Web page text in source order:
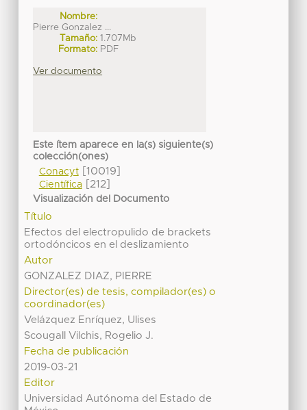
Nombre:
Pierre Gonzalez ...
Tamaño: 1.707Mb
Formato: PDF
Ver documento
Este ítem aparece en la(s) siguiente(s)
colección(ones)
Conacyt[10019]
Científica[212]
Visualización del Documento
Título
Efectos del electropulido de brackets
ortodóncicos en el deslizamiento
Autor
GONZALEZ DIAZ, PIERRE
Director(es) de tesis, compilador(es) o
coordinador(es)
Velázquez Enríquez, Ulises
Scougall Vilchis, Rogelio J.
Fecha de publicación
2019-03-21
Editor
Universidad Autónoma del Estado de